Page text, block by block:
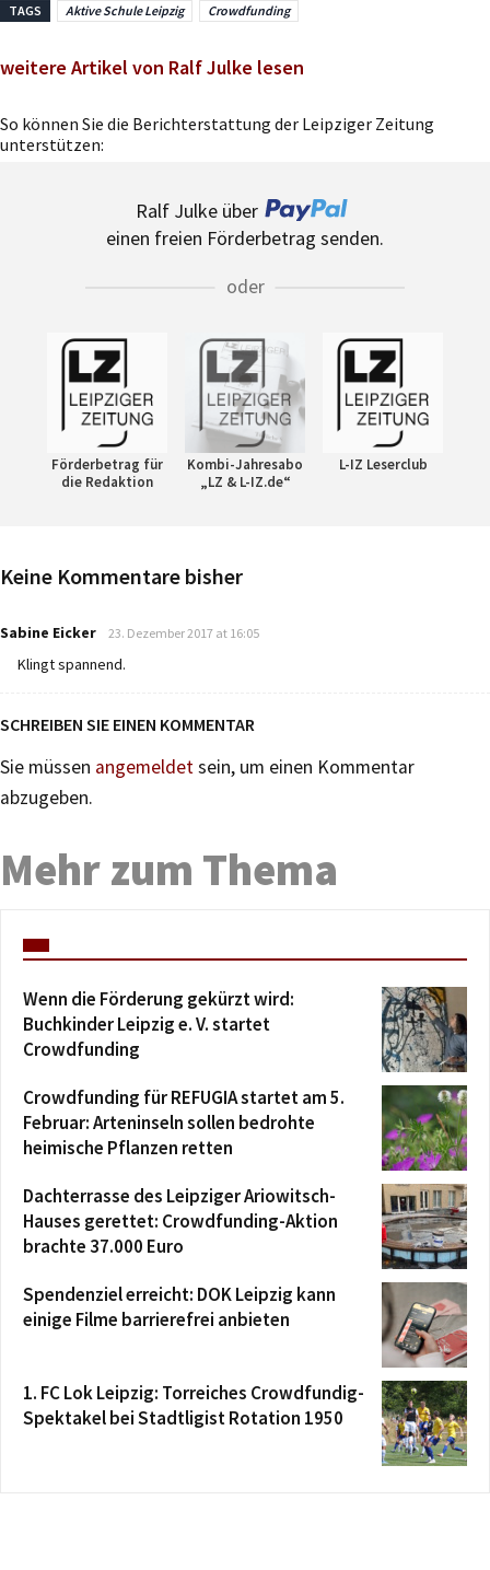
TAGS Aktive Schule Leipzig Crowdfunding
weitere Artikel von Ralf Julke lesen
So können Sie die Berichterstattung der Leipziger Zeitung
unterstützen:
Ralf Julke über
einen freien Förderbetrag senden.
oder
Förderbetrag für
die Redaktion
Kombi-Jahresabo
„LZ & L-IZ.de“
L-IZ Leserclub
Keine Kommentare bisher
Sabine Eicker says:
23. Dezember 2017 at 16:05
Klingt spannend.
SCHREIBEN SIE EINEN KOMMENTAR
Sie müssen angemeldetsein, um einen Kommentar
abzugeben.
Mehr zum Thema
Wenn die Förderung gekürzt wird:
Buchkinder Leipzig e. V. startet
Crowdfunding
Crowdfunding für REFUGIA startet am 5.
Februar: Arteninseln sollen bedrohte
heimische Pflanzen retten
Dachterrasse des Leipziger Ariowitsch-
Hauses gerettet: Crowdfunding-Aktion
brachte 37.000 Euro
Spendenziel erreicht: DOK Leipzig kann
einige Filme barrierefrei anbieten
1. FC Lok Leipzig: Torreiches Crowdfundig-
Spektakel bei Stadtligist Rotation 1950